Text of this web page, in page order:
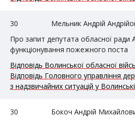
30
Мельник Андрій
Про запит депутата обласної
функціонування пожежного поста
Відповідь Волинської обласної
Відповідь Головного управління
з надзвичайних ситуацій у
30
Бокоч Андрій